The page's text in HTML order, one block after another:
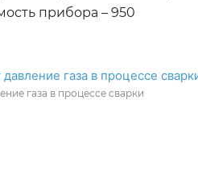
прибора – 950
газа в процессе сварки